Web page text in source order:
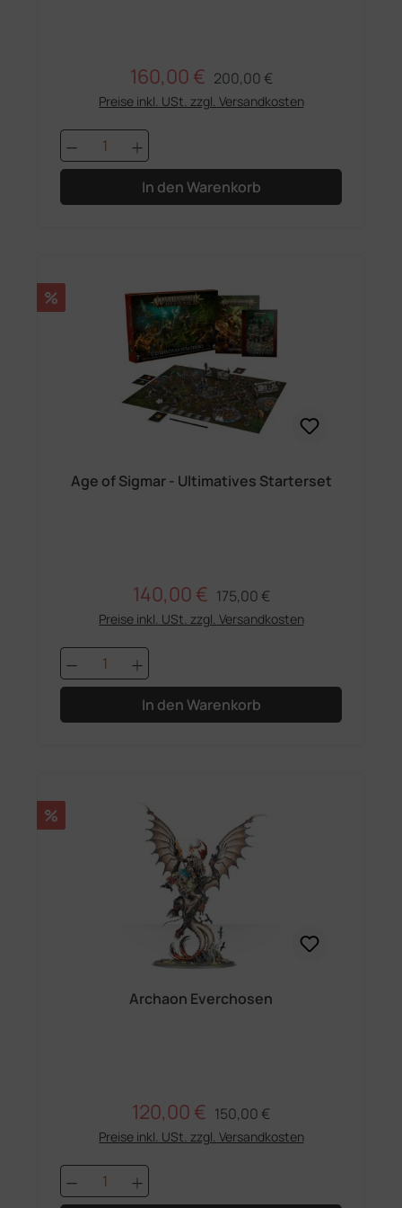
Verkaufspreis:
160,00 € Regulärer Preis:
200,00 €
Preise inkl. USt. zzgl. Versandkosten
Produkt Anzahl: Gib den
In den Warenkorb
Rabatt
%
Age of Sigmar - Ultimatives Starterset
Verkaufspreis:
140,00 € Regulärer Preis:
175,00 €
Preise inkl. USt. zzgl. Versandkosten
Produkt Anzahl: Gib den
In den Warenkorb
Rabatt
%
Archaon Everchosen
Verkaufspreis:
120,00 € Regulärer Preis:
150,00 €
Preise inkl. USt. zzgl. Versandkosten
Produkt Anzahl: Gib den